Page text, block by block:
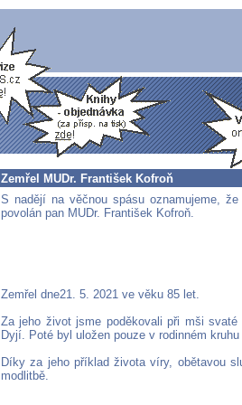
Zemřel MUDr. František Kofroň
S nadějí na věčnou spásu oznamujeme,
povolán pan MUDr. František Kofroň.
Zemřel dne21. 5. 2021 ve věku 85 let.
Za jeho život jsme poděkovali při mši
Dyjí. Poté byl uložen pouze v rodinném
Díky za jeho příklad života víry, obětavou
modlitbě.